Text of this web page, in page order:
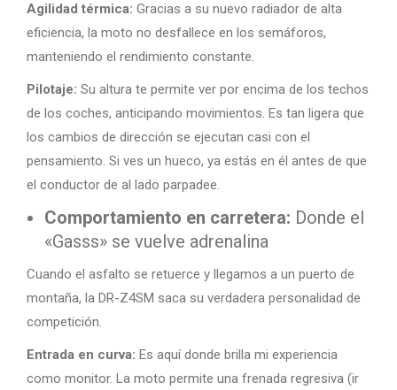
Agilidad térmica: Gracias a su nuevo radiador de alta
eficiencia, la moto no desfallece en los semáforos,
manteniendo el rendimiento constante.
Pilotaje: Su altura te permite ver por encima de los techos
de los coches, anticipando movimientos. Es tan ligera que
los cambios de dirección se ejecutan casi con el
pensamiento. Si ves un hueco, ya estás en él antes de que
el conductor de al lado parpadee.
Comportamiento en carretera: Donde el
«Gasss» se vuelve adrenalina
Cuando el asfalto se retuerce y llegamos a un puerto de
montaña, la DR-Z4SM saca su verdadera personalidad de
competición.
Entrada en curva: Es aquí donde brilla mi experiencia
como monitor. La moto permite una frenada regresiva (ir